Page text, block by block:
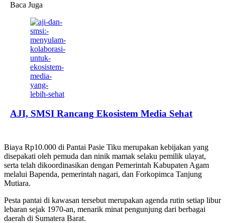
Baca Juga
AJI, SMSI Rancang Ekosistem Media Sehat
Biaya Rp10.000 di Pantai Pasie Tiku merupakan kebijakan yang
disepakati oleh pemuda dan ninik mamak selaku pemilik ulayat,
serta telah dikoordinasikan dengan Pemerintah Kabupaten Agam
melalui Bapenda, pemerintah nagari, dan Forkopimca Tanjung
Mutiara.
Pesta pantai di kawasan tersebut merupakan agenda rutin setiap libur
lebaran sejak 1970-an, menarik minat pengunjung dari berbagai
daerah di Sumatera Barat.